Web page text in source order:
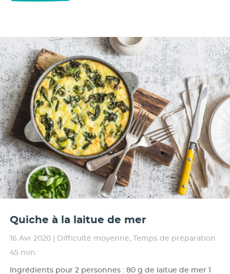
Quiche à la laitue de mer
16 Avr 2020 Difficulté moyenne, Temps de préparation
45 min.
Ingrédients pour 2 personnes : 80 g de laitue de mer 1